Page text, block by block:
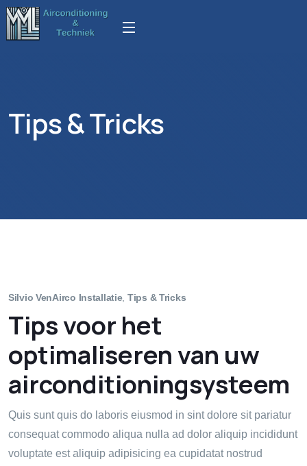
Tips & Tricks
Silvio VenAirco Installatie, Tips & Tricks
Tips voor het
optimaliseren van uw
airconditioningsysteem
Quis sunt quis do laboris eiusmod in sint dolore sit pariatur
consequat commodo aliqua nulla ad dolor aliquip incididunt
voluptate est aliquip adipisicing ea cupidatat nostrud